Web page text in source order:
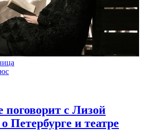
поговорит с Лизой
Петербурге и театре